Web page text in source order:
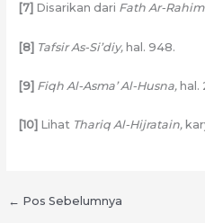
[7] Disarikan dari Fath Ar-
[8] Tafsir As-Si’diy,hal. 948.
[9] Fiqh Al-Asma’ Al-Husna, hal.
[10] Lihat Thariq Al-Hijratain,
← Pos Sebelumnya